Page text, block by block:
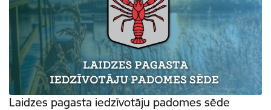
Laidzes pagasta iedzīvotāju padomes sēde